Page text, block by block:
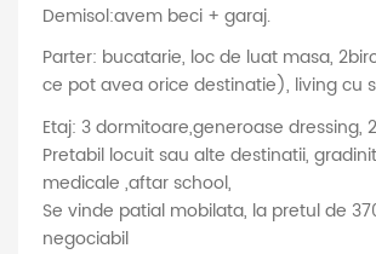
Demisol:avem beci + garaj.
Parter: bucatarie, loc de luat masa,
ce pot avea orice destinatie), living cu
Etaj: 3 dormitoare,generoase dressing,
Pretabil locuit sau alte destinatii,
medicale ,aftar school,
Se vinde patial mobilata, la pretul de
negociabil